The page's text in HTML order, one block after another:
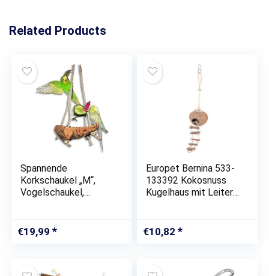
Related Products
Spannende
Korkschaukel „M“,
Vogelschaukel,
€19,99
Europet Bernina 533-
133392 Kokosnuss
Kugelhaus mit Leiter
€10,82